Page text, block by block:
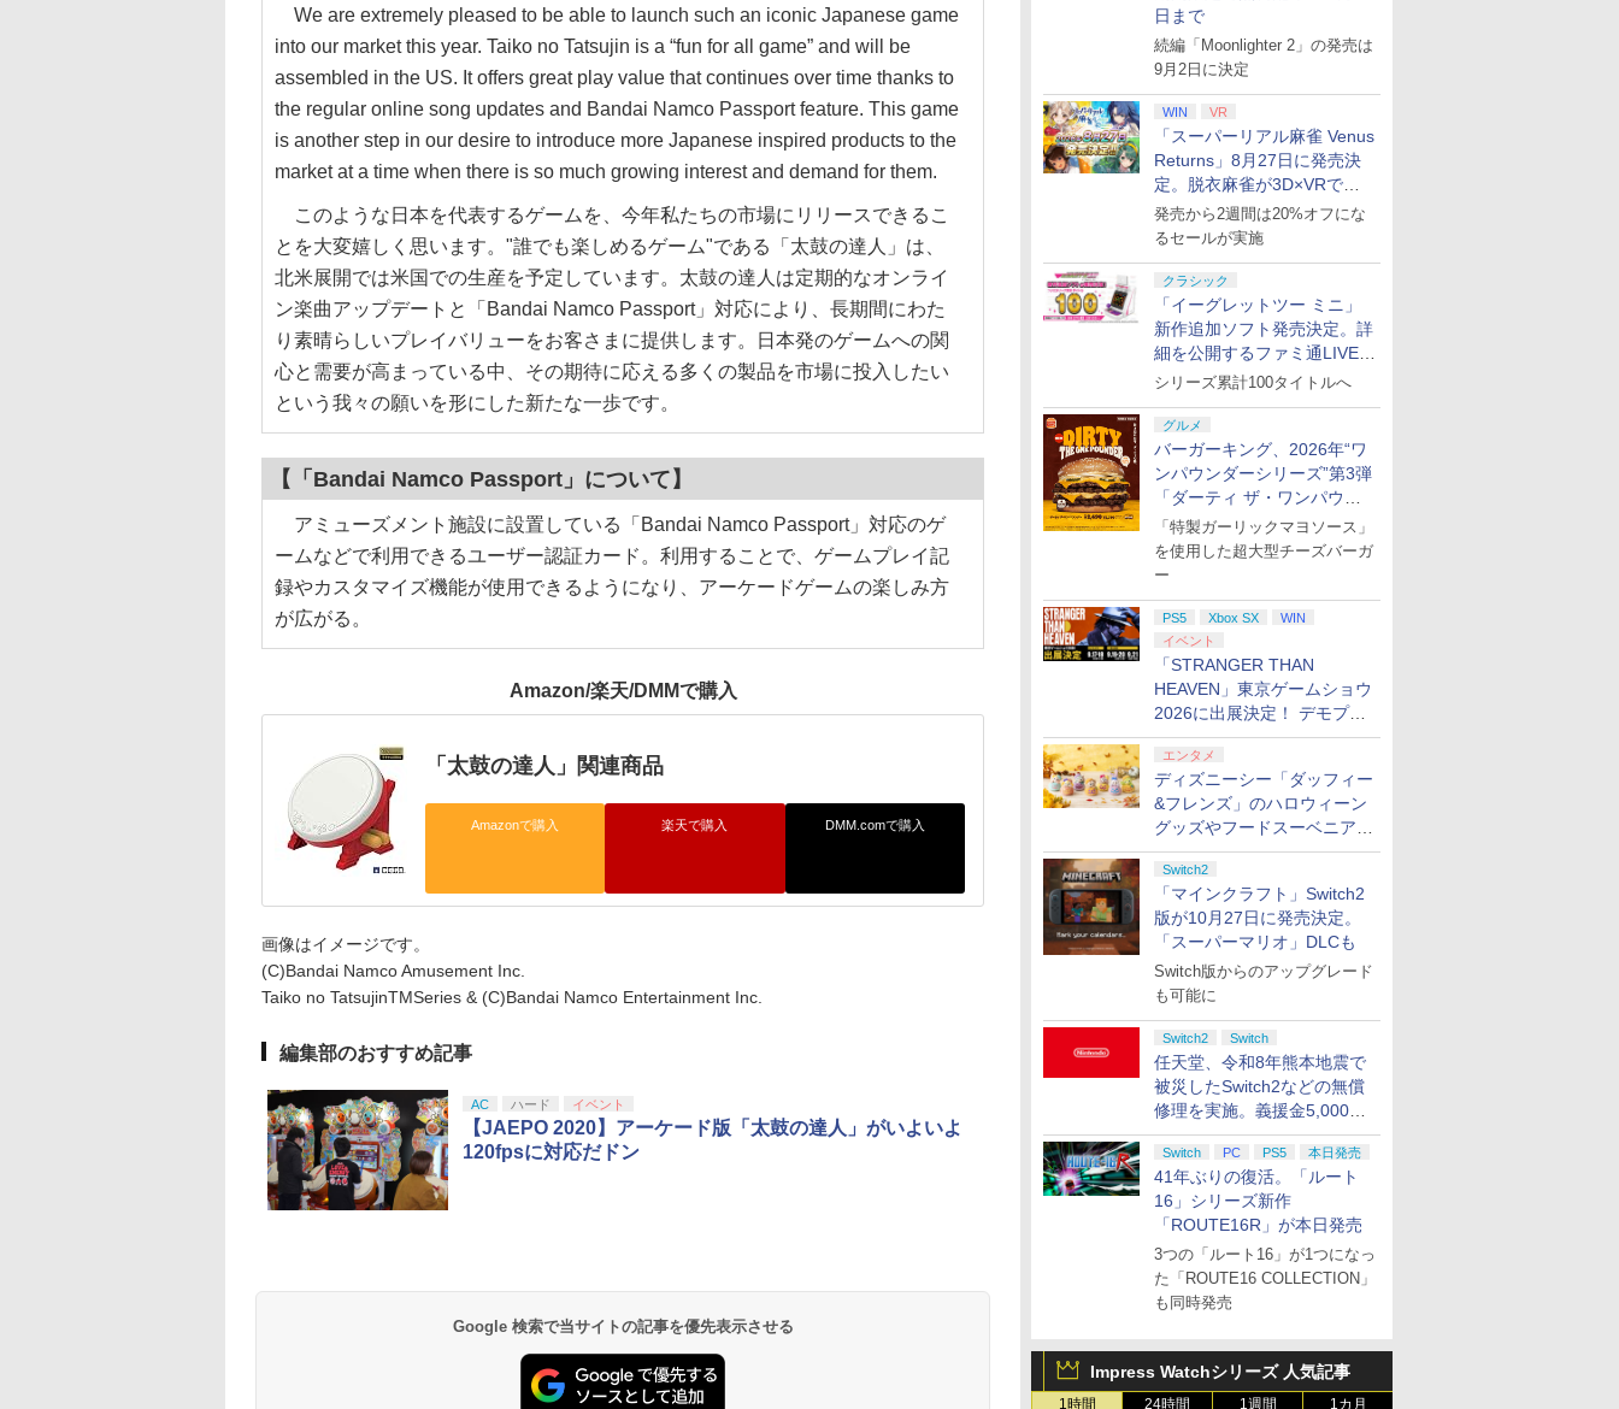
日まで
続編「Moonlighter 2」の発売は
9月2日に決定
WIN VR
「スーパーリアル麻雀 Venus
Returns」8月27日に発売決
定。脱衣麻雀が3D×VRで復
活
発売から2週間は20%オフにな
るセールが実施
クラシック
「イーグレットツー ミニ」
新作追加ソフト発売決定。詳
細を公開するファミ通LIVEが
8月27日20時から配信
シリーズ累計100タイトルへ
グルメ
バーガーキング、2026年“ワ
ンパウンダーシリーズ”第3弾
「ダーティ ザ・ワンパウン
ダー」を8月7日発売
「特製ガーリックマヨソース」
を使用した超大型チーズバーガ
ー
PS5 Xbox SX
WIN
イベント
「STRANGER THAN
HEAVEN」東京ゲームショウ
2026に出展決定！ デモプレ
イや体験型展示も
エンタメ
ディズニーシー「ダッフィー
&フレンズ」のハロウィーン
グッズやフードスーベニアが
8月25日より発売
Switch2
「マインクラフト」Switch2
版が10月27日に発売決定。
「スーパーマリオ」DLCも
Switch版からのアップグレード
も可能に
Switch2 Switch
任天堂、令和8年熊本地震で
被災したSwitch2などの無償
修理を実施。義援金5,000万
円の寄付も発表
Switch PC PS5 本日発売
41年ぶりの復活。「ルート
16」シリーズ新作
「ROUTE16R」が本日発売
3つの「ルート16」が1つになっ
た「ROUTE16 COLLECTION」
も同時発売
Impress Watchシリーズ 人気記事
1時間 24時間 1週間 1カ月
We are extremely pleased to be able to launch such an iconic Japanese game
into our market this year. Taiko no Tatsujin is a “fun for all game” and will be
assembled in the US. It offers great play value that continues over time thanks to
the regular online song updates and Bandai Namco Passport feature. This game
is another step in our desire to introduce more Japanese inspired products to the
market at a time when there is so much growing interest and demand for them.
このような日本を代表するゲームを、今年私たちの市場にリリースできるこ
とを大変嬉しく思います。"誰でも楽しめるゲーム"である「太鼓の達人」は、
北米展開では米国での生産を予定しています。太鼓の達人は定期的なオンライ
ン楽曲アップデートと「Bandai Namco Passport」対応により、長期間にわた
り素晴らしいプレイバリューをお客さまに提供します。日本発のゲームへの関
心と需要が高まっている中、その期待に応える多くの製品を市場に投入したい
という我々の願いを形にした新たな一歩です。
【「Bandai Namco Passport」について】
アミューズメント施設に設置している「Bandai Namco Passport」対応のゲ
ームなどで利用できるユーザー認証カード。利用することで、ゲームプレイ記
録やカスタマイズ機能が使用できるようになり、アーケードゲームの楽しみ方
が広がる。
Amazon/楽天/DMMで購入
「太鼓の達人」関連商品
Amazonで購入 楽天で購入 DMM.comで購入
画像はイメージです。
(C)Bandai Namco Amusement Inc.
Taiko no TatsujinTMSeries & (C)Bandai Namco Entertainment Inc.
編集部のおすすめ記事
AC ハード イベント
【JAEPO 2020】アーケード版「太鼓の達人」がいよいよ
120fpsに対応だドン
Google 検索で当サイトの記事を優先表示させる